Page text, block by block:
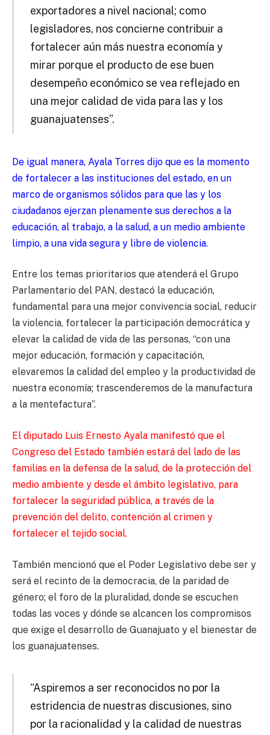
exportadores a nivel nacional; como
legisladores, nos concierne contribuir a
fortalecer aún más nuestra economía y
mirar porque el producto de ese buen
desempeño económico se vea reflejado en
una mejor calidad de vida para las y los
guanajuatenses”.
De igual manera, Ayala Torres dijo que es la momento
de fortalecer a las instituciones del estado, en un
marco de organismos sólidos para que las y los
ciudadanos ejerzan plenamente sus derechos a la
educación, al trabajo, a la salud, a un medio ambiente
limpio, a una vida segura y libre de violencia.
Entre los temas prioritarios que atenderá el Grupo
Parlamentario del PAN, destacó la educación,
fundamental para una mejor convivencia social, reducir
la violencia, fortalecer la participación democrática y
elevar la calidad de vida de las personas, “con una
mejor educación, formación y capacitación,
elevaremos la calidad del empleo y la productividad de
nuestra economía; trascenderemos de la manufactura
a la mentefactura”.
El diputado Luis Ernesto Ayala manifestó que el
Congreso del Estado también estará del lado de las
familias en la defensa de la salud, de la protección del
medio ambiente y desde el ámbito legislativo, para
fortalecer la seguridad pública, a través de la
prevención del delito, contención al crimen y
fortalecer el tejido social.
También mencionó que el Poder Legislativo debe ser y
será el recinto de la democracia, de la paridad de
género; el foro de la pluralidad, donde se escuchen
todas las voces y dónde se alcancen los compromisos
que exige el desarrollo de Guanajuato y el bienestar de
los guanajuatenses.
“Aspiremos a ser reconocidos no por la
estridencia de nuestras discusiones, sino
por la racionalidad y la calidad de nuestras